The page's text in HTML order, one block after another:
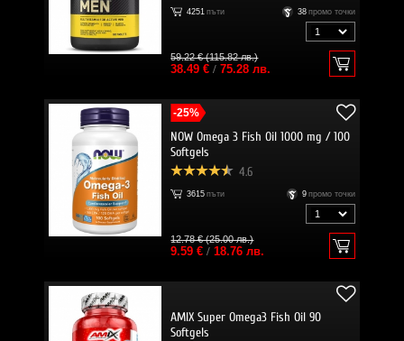
4251 пъти 38 промо точки
59.22 € (115.82 лв.)
38.49 €/ 75.28 лв.
-25%
NOW Omega 3 Fish Oil 1000 mg / 100
Softgels
4.6
3615 пъти 9 промо точки
12.78 € (25.00 лв.)
9.59 €/ 18.76 лв.
AMIX Super Omega3 Fish Oil 90
Softgels